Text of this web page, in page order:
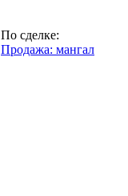
По сделке:
Продажа: мангал